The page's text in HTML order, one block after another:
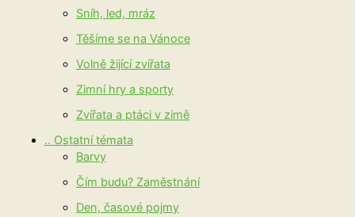
Sníh, led, mráz
Těšíme se na Vánoce
Volně žijící zvířata
Zimní hry a sporty
Zvířata a ptáci v zimě
.. Ostatní témata
Barvy
Čím budu? Zaměstnání
Den, časové pojmy